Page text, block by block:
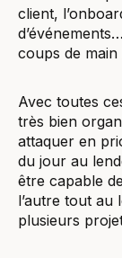
client,
coups de main
Avec toutes
très bien
attaquer en
du jour au
être capable
l’autre tout
plusieurs